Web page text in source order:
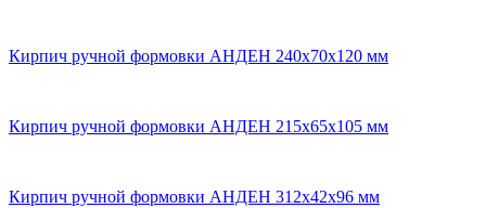
Кирпич ручной формовки АНДЕН 240x70x120 мм
Кирпич ручной формовки АНДЕН 215х65х105 мм
Кирпич ручной формовки АНДЕН 312x42x96 мм